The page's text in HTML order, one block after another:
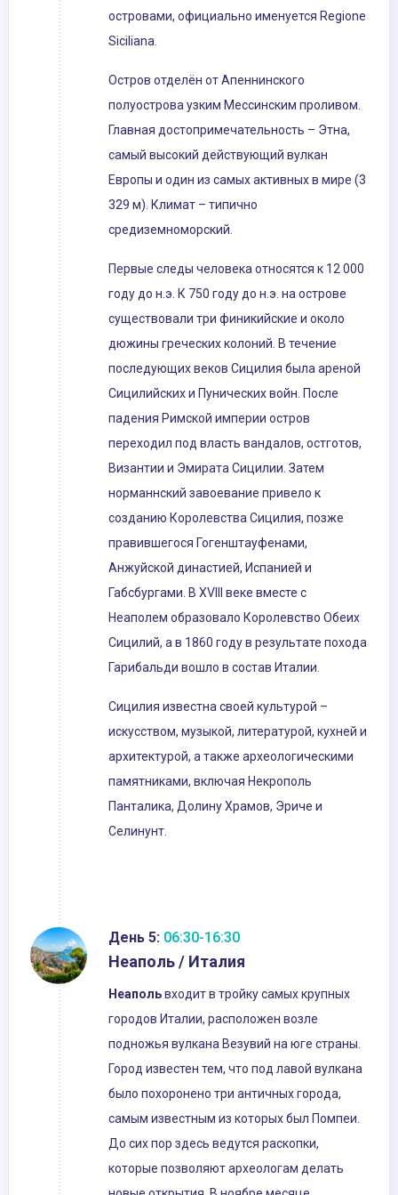
островами, официально именуется Regione
Siciliana.
Остров отделён от Апеннинского
полуострова узким Мессинским проливом.
Главная достопримечательность – Этна,
самый высокий действующий вулкан
Европы и один из самых активных в мире (3
329 м). Климат – типично
средиземноморский.
Первые следы человека относятся к 12 000
году до н.э. К 750 году до н.э. на острове
существовали три финикийские и около
дюжины греческих колоний. В течение
последующих веков Сицилия была ареной
Сицилийских и Пунических войн. После
падения Римской империи остров
переходил под власть вандалов, остготов,
Византии и Эмирата Сицилии. Затем
норманнский завоевание привело к
созданию Королевства Сицилия, позже
правившегося Гогенштауфенами,
Анжуйской династией, Испанией и
Габсбургами. В XVIII веке вместе с
Неаполем образовало Королевство Обеих
Сицилий, а в 1860 году в результате похода
Гарибальди вошло в состав Италии.
Сицилия известна своей культурой –
искусством, музыкой, литературой, кухней и
архитектурой, а также археологическими
памятниками, включая Некрополь
Панталика, Долину Храмов, Эриче и
Селинунт.
День 5: 06:30-16:30
Неаполь / Италия
Неапольвходит в тройку самых крупных
городов Италии, расположен возле
подножья вулкана Везувий на юге страны.
Город известен тем, что под лавой вулкана
было похоронено три античных города,
самым известным из которых был Помпеи.
До сих пор здесь ведутся раскопки,
которые позволяют археологам делать